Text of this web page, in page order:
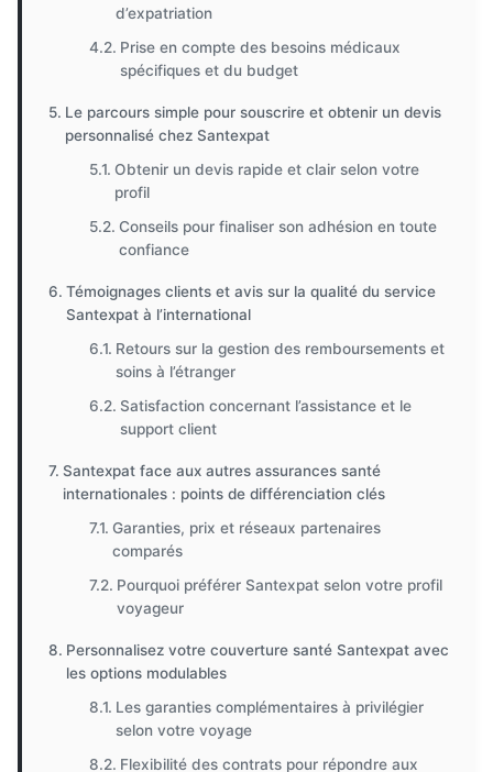
d’expatriation
Prise en compte des besoins médicaux
spécifiques et du budget
Le parcours simple pour souscrire et obtenir un devis
personnalisé chez Santexpat
Obtenir un devis rapide et clair selon votre
profil
Conseils pour finaliser son adhésion en toute
confiance
Témoignages clients et avis sur la qualité du service
Santexpat à l’international
Retours sur la gestion des remboursements et
soins à l’étranger
Satisfaction concernant l’assistance et le
support client
Santexpat face aux autres assurances santé
internationales : points de différenciation clés
Garanties, prix et réseaux partenaires
comparés
Pourquoi préférer Santexpat selon votre profil
voyageur
Personnalisez votre couverture santé Santexpat avec
les options modulables
Les garanties complémentaires à privilégier
selon votre voyage
Flexibilité des contrats pour répondre aux